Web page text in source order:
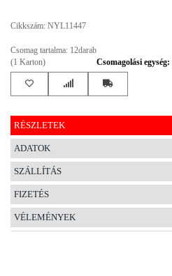
(HÉTFŐTŐL PÉNTEKIG 8-17H)
+36 70 674 0983
NYIRLUBKFT@GMAIL.COM
NYÍR-LUB KFT.:
Hétfőtől – Péntekig, 8.00 – 17.00-ig
(ebédidő 12.00-12.30 között)
Cikkszám: NYL11447
Csomag tartalma: 12darab
(1 Karton)
Csomagolási
RÉSZLETEK
ADATOK
SZÁLLÍTÁS
FIZETÉS
VÉLEMÉNYEK